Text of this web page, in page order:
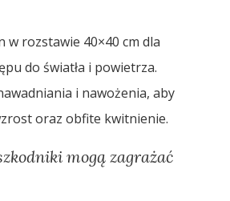
w rozstawie 40×40 cm dla
do światła i powietrza.
i nawożenia, aby
oraz obfite kwitnienie.
mogą zagrażać